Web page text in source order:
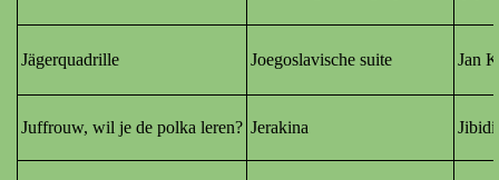
Jägerquadrille Joegoslavische suite Jan
Juffrouw, wil je de polka leren? Jerakina Jibidi